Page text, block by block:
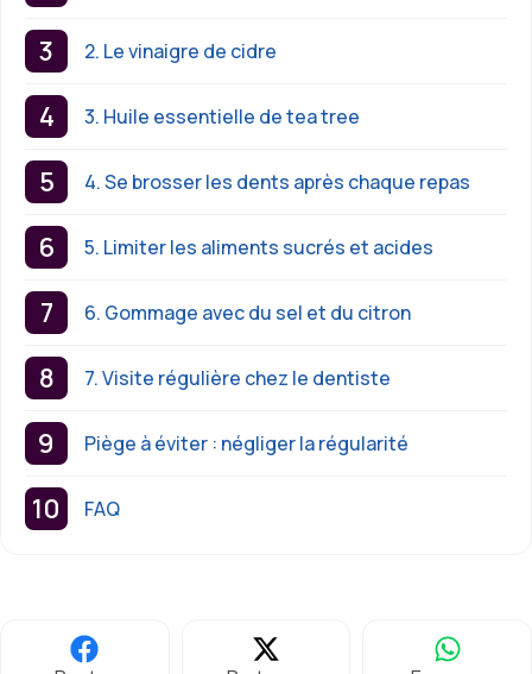
2. Le vinaigre de cidre
3. Huile essentielle de tea tree
4. Se brosser les dents après chaque repas
5. Limiter les aliments sucrés et acides
6. Gommage avec du sel et du citron
7. Visite régulière chez le dentiste
Piège à éviter : négliger la régularité
FAQ